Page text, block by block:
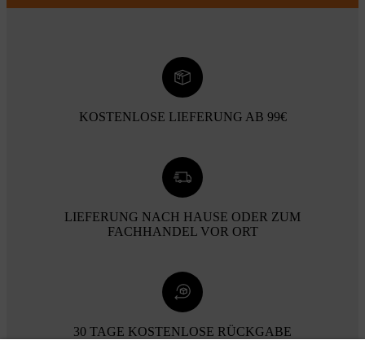
KOSTENLOSE LIEFERUNG AB 99€
LIEFERUNG NACH HAUSE ODER ZUM
FACHHANDEL VOR ORT
30 TAGE KOSTENLOSE RÜCKGABE